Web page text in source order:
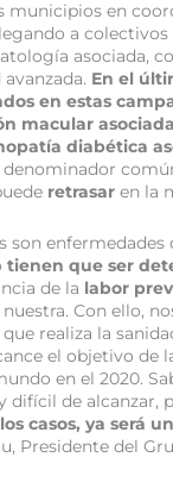
municipios en
a colectivos
asociada,
En el
en estas
macular
diabética
denominador
retrasar en la
son enfermedades
tienen que ser
de la labor
Con ello,
realiza la
el objetivo de
en el 2020.
de alcanzar,
casos, ya será
Presidente del